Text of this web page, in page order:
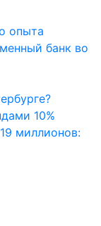
банк во
10%
миллионов: